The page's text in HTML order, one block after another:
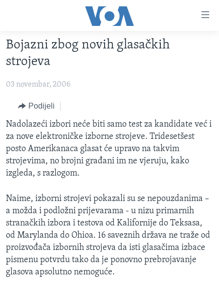
glavni
sadržaj
na
navigaciju
Idi
na
pretragu
TV PROGRAM
VIDEO
FOTOGRAFIJE DANA
VIJESTI
SJEDINJENE AMERIČKE DRŽAVE
BOSNA I HERCEGOVINA
SVIJET
NAUKA I TEHNOLOGIJA
SPECIJALNI PROJEKTI
KORUPCIJA
SLOBODA MEDIJA
ŽENSKA STRANA
IZBJEGLIČKA STRANA
MAGAZIN
O GLASU AMERIKE
Learning English
Bojazni zbog novih glasačkih
strojeva
03 novembar, 2006
Podijeli
Nadolazeći izbori neće biti samo test za kandidate već i
za nove elektroničke izborne strojeve. Tridesetšest
posto Amerikanaca glasat će upravo na takvim
strojevima, no brojni građani im ne vjeruju, kako
izgleda, s razlogom.
Naime, izborni strojevi pokazali su se nepouzdanima –
a možda i podložni prijevarama - u nizu primarnih
stranačkih izbora i testova od Kalifornije do Teksasa,
od Marylanda do Ohioa. 16 saveznih država ne traže od
proizvođača izbornih strojeva da isti glasačima izbace
pismenu potvrdu tako da je ponovno prebrojavanje
glasova apsolutno nemoguće.